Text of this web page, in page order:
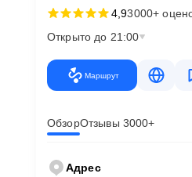
4,93000+
Открыто до 21:00
Маршрут
ОбзорОтзывы 3000+
Адрес